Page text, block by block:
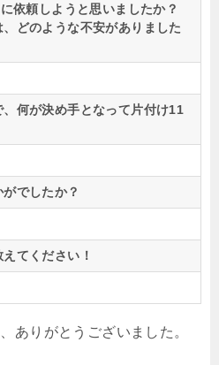
依頼しようと思いましたか？
どのような不安がありました
何が決め手となって片付け11
でしたか？
てください！
ありがとうございました。